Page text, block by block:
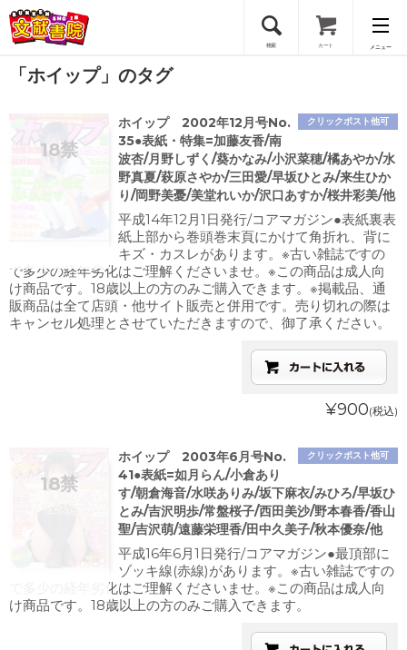
検索 カート メニュー
会員登録
ログイン
「ホイップ」のタグ
クリックポスト他可
ホイップ 2002年12月号No.
35●表紙・特集=加藤友香/南
波杏/月野しずく/葵かなみ/小沢菜穂/橘あやか/水
野真夏/萩原さやか/三田愛/早坂ひとみ/来生ひか
り/岡野美憂/美堂れいか/沢口あすか/桜井彩美/他
平成14年12月1日発行/コアマガジン●表紙裏表
紙上部から巻頭巻末頁にかけて角折れ、背に
キズ・カスレがあります。※古い雑誌ですの
で多少の経年劣化はご理解くださいませ。※この商品は成人向
け商品です。18歳以上の方のみご購入できます。※掲載品、通
販商品は全て店頭・他サイト販売と併用です。売り切れの際は
キャンセル処理とさせていただきますので、御了承ください。
¥900(税込)
クリックポスト他可
ホイップ 2003年6月号No.
41●表紙=如月らん/小倉あり
す/朝倉海音/水咲ありみ/坂下麻衣/みひろ/早坂ひ
とみ/吉沢明歩/常盤桜子/西田美沙/野本春香/香山
聖/吉沢萌/遠藤栄理香/田中久美子/秋本優奈/他
平成16年6月1日発行/コアマガジン●最頂部に
ゾッキ線(赤線)があります。※古い雑誌ですの
で多少の経年劣化はご理解くださいませ。※この商品は成人向
け商品です。18歳以上の方のみご購入できます。